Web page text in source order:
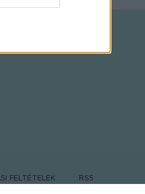
FELTÉTELEK RSS